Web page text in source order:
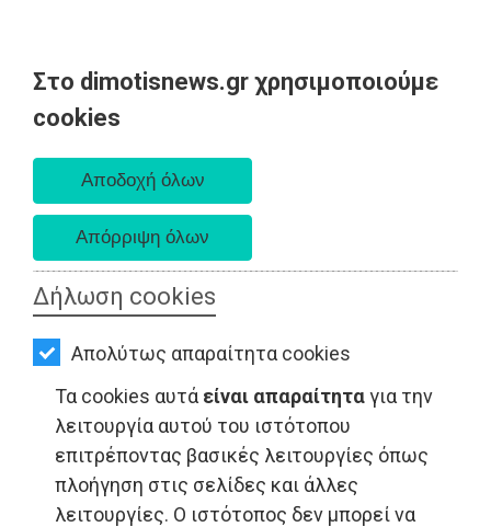
Στο dimotisnews.gr χρησιμοποιούμε
cookies
Δήλωση cookies
Απολύτως απαραίτητα cookies
Τα cookies αυτά είναι απαραίτηταγια την
λειτουργία αυτού του ιστότοπου
επιτρέποντας βασικές λειτουργίες όπως
πλοήγηση στις σελίδες και άλλες
λειτουργίες. Ο ιστότοπος δεν μπορεί να
AΡΧΙΚΗ
ΕΙΔΗΣΕΙΣ
ΠΟΛΙΤΙΚΗ
ΤΟΠΙΚΗ
ΑΥΤΟΔΙΟΙΚΗΣΗ
ΟΙΚΟΝΟΜΙΑ
ΑΘΛΗΤΙΣΜΟΣ
ΠΟΛΙΤΙΣΜΟΣ
ΣΠΙΤΙ-
ΚΗΠΟΣ
ΨΙΘΥΡΟΙ - Κορωπί